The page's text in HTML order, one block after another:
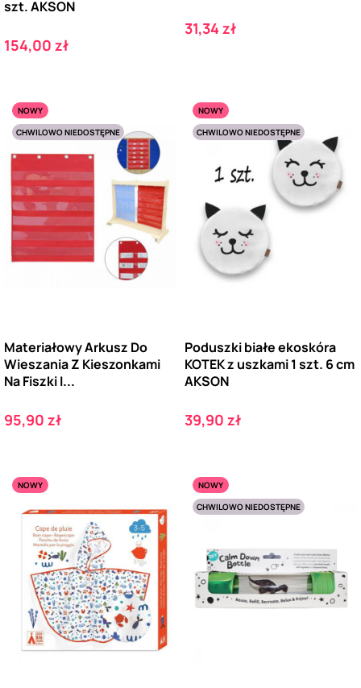
szt. AKSON
Cena
154,00 zł
Cena
31,34 zł
NOWY
CHWILOWO NIEDOSTĘPNE
Materiałowy Arkusz Do
Wieszania Z Kieszonkami
Na Fiszki I...
Cena
95,90 zł
NOWY
CHWILOWO NIEDOSTĘPNE
Poduszki białe ekoskóra
KOTEK z uszkami 1 szt. 6 cm
AKSON
Cena
39,90 zł
NOWY
NOWY
CHWILOWO NIEDOSTĘPNE